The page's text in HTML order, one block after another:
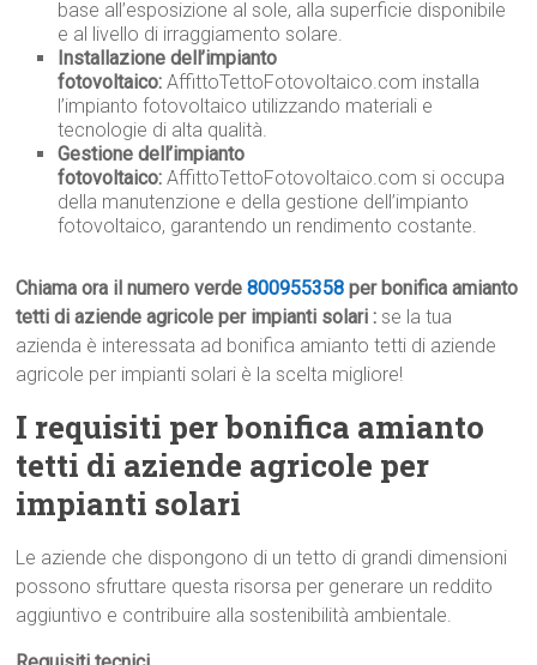
base all’esposizione al sole, alla superficie disponibile
e al livello di irraggiamento solare.
Installazione dell’impianto
fotovoltaico: AffittoTettoFotovoltaico.com installa
l’impianto fotovoltaico utilizzando materiali e
tecnologie di alta qualità.
Gestione dell’impianto
fotovoltaico: AffittoTettoFotovoltaico.com si occupa
della manutenzione e della gestione dell’impianto
fotovoltaico, garantendo un rendimento costante.
Chiama ora il numero verde800955358 per bonifica amianto
tetti di aziende agricole per impianti solari : se la tua
azienda è interessata ad bonifica amianto tetti di aziende
agricole per impianti solari è la scelta migliore!
I requisiti per bonifica amianto
tetti di aziende agricole per
impianti solari
Le aziende che dispongono di un tetto di grandi dimensioni
possono sfruttare questa risorsa per generare un reddito
aggiuntivo e contribuire alla sostenibilità ambientale.